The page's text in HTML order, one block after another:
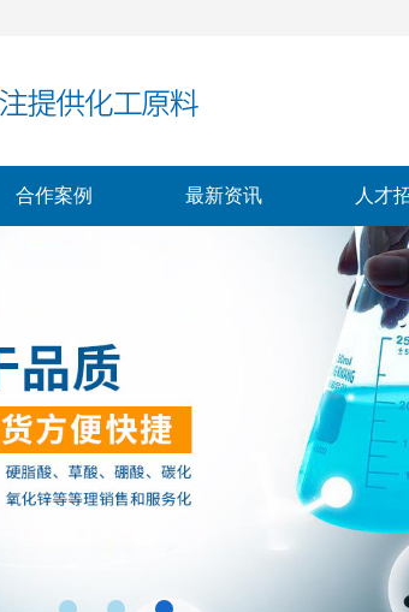
合作案例 最新资讯 人才